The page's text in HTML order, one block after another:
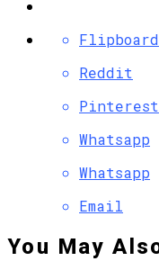
Flipboard
Reddit
Pinterest
Whatsapp
Whatsapp
Email
You May